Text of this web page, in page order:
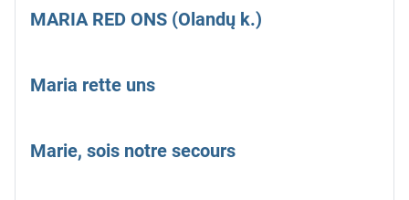
MARIA RED ONS (Olandų k.)
Maria rette uns
Marie, sois notre secours